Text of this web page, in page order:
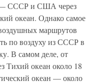
— СССР и США через
океан. Однако самое
маршрутов
по воздуху из СССР в
В самом деле, от
Тихий океан около 18
океан — около